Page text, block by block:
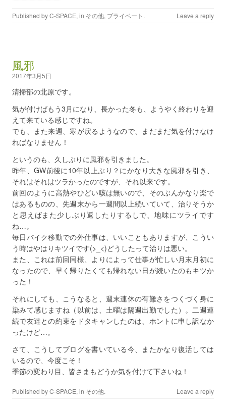
Published byC-SPACE, in その他, プライベート . Leave a reply
風邪
2017年3月5日
清掃部の北原です。
気が付けばもう3月になり、長かった冬も、ようやく終わりを迎
えて来ている感じですね。
でも、また来週、寒が戻るようなので、まだまだ気を付けなけ
ればなりません！
というのも、久しぶりに風邪を引きました。
昨年、GW前後に10年以上ぶり？にかなり大きな風邪を引き、
それはそれはツラかったのですが、それ以来です。
前回のように高熱やひどい咳は無いので、そのぶんかなり楽で
はあるものの、先週末から一週間以上続いていて、治りそうか
と思えばまた少しぶり返したりするしで、地味にツライです
ね…。
毎日バイク移動での外仕事は、いいこともありますが、こうい
う時はやはりキツイです(>_<)どうしたって治りは悪い。
また、これは前回同様、よりによって仕事が忙しい月末月初に
なったので、早く帰りたくても帰れない日が続いたのもキツか
った！
それにしても、こうなると、週末連休の有難さをつくづく身に
染みて感じますね（以前は、土曜は隔週出勤でした）。二週連
続で友達との約束をドタキャンしたのは、ホントに申し訳なか
ったけど…。
さて、こうしてブログを書いている今、またかなり復活しては
いるので、今度こそ！
季節の変わり目、皆さまもどうか気を付けて下さいね！
Published byC-SPACE, in その他. Leave a reply